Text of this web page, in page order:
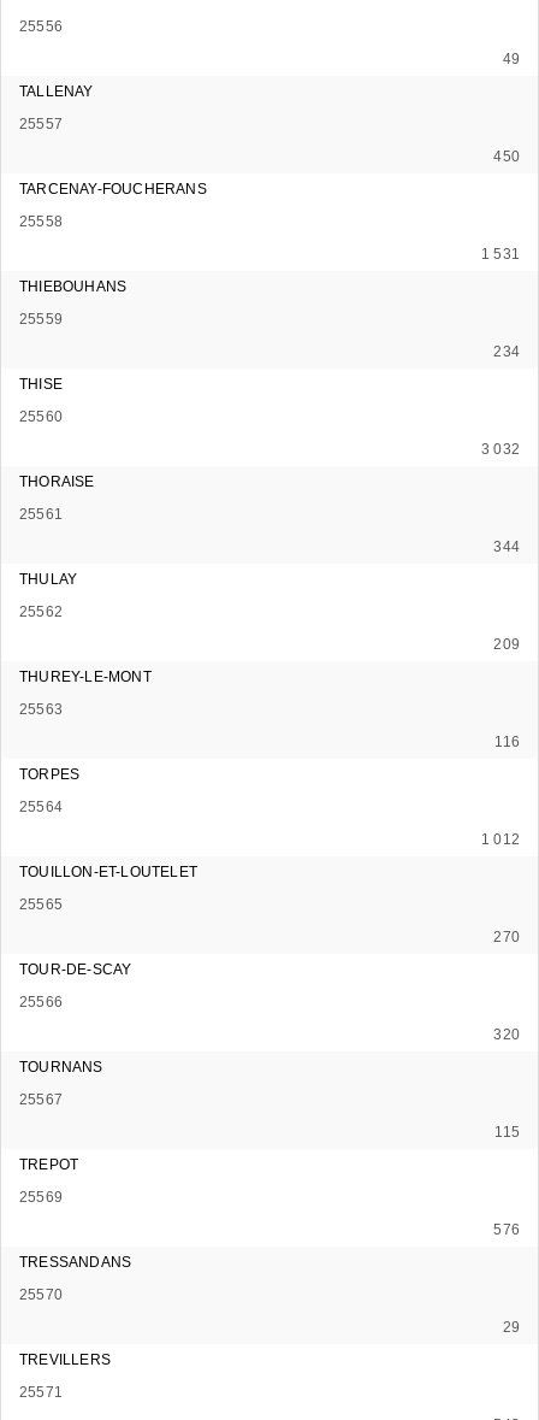
25556
49
TALLENAY
25557
450
TARCENAY-FOUCHERANS
25558
1 531
THIEBOUHANS
25559
234
THISE
25560
3 032
THORAISE
25561
344
THULAY
25562
209
THUREY-LE-MONT
25563
116
TORPES
25564
1 012
TOUILLON-ET-LOUTELET
25565
270
TOUR-DE-SCAY
25566
320
TOURNANS
25567
115
TREPOT
25569
576
TRESSANDANS
25570
29
TREVILLERS
25571